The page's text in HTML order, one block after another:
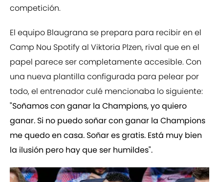
competición.
El equipo Blaugrana se prepara para recibir en el
Camp Nou Spotify al Viktoria Plzen, rival que en el
papel parece ser completamente accesible. Con
una nueva plantilla configurada para pelear por
todo, el entrenador culé mencionaba lo siguiente:
"Soñamos con ganar la Champions, yo quiero
ganar. Si no puedo soñar con ganar la Champions
me quedo en casa. Soñar es gratis. Está muy bien
la ilusión pero hay que ser humildes".